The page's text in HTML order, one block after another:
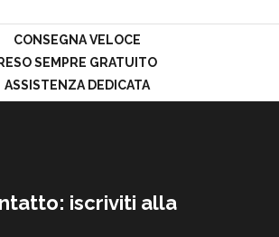
CONSEGNA VELOCE
RESO SEMPRE GRATUITO
ASSISTENZA DEDICATA
iscriviti alla